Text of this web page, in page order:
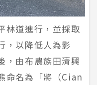
林道進行，並採取
，以降低人為影
，由布農族田清興
命名為「將（Cian